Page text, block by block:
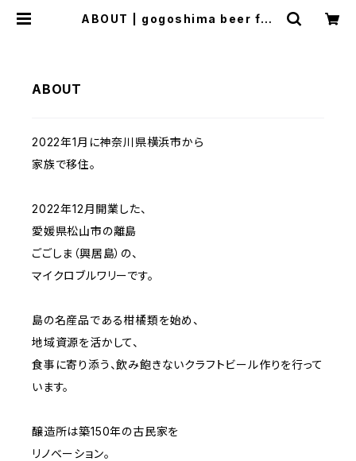
ABOUT | gogoshima beer far
ABOUT
2022年1月に神奈川県横浜市から
家族で移住。
2022年12月開業した、
愛媛県松山市の離島
ごごしま（興居島）の、
マイクロブルワリーです。
島の名産品である柑橘類を始め、
地域資源を活かして、
食事に寄り添う、飲み飽きないクラフトビール作りを行って
います。
醸造所は築150年の古民家を
リノベーション。